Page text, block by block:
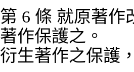
第 6 條 就原著作
著作保護之。
衍生著作之保護